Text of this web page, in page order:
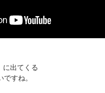
出てくる
すね。